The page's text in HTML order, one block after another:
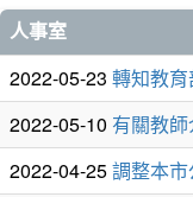
文
章
列
表
人事室
2022-05-23 轉知教
2022-05-10 有關教
2022-04-25調整本